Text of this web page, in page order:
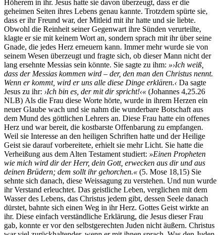
Höherem in ihr. Jesus hatte sie davon überzeugt, dass er die
geheimen Seiten ihres Lebens genau kannte. Trotzdem spürte sie,
dass er ihr Freund war, der Mitleid mit ihr hatte und sie liebte.
Obwohl die Reinheit seiner Gegenwart ihre Sünden verurteilte,
klagte er sie mit keinem Wort an, sondern sprach mit ihr über seine
Gnade, die jedes Herz erneuern kann. Immer mehr wurde sie von
seinem Wesen überzeugt und fragte sich, ob dieser Mann nicht der
lang ersehnte Messias sein könnte. Sie sagte zu ihm: »›Ich weiß,
dass der Messias kommen wird – der, den man den Christus nennt.
Wenn er kommt, wird er uns alle diese Dinge erklären.‹ Da sagte
Jesus zu ihr: ›Ich bin es, der mit dir spricht!‹« (Johannes 4,25.26
NLB) Als die Frau diese Worte hörte, wurde in ihrem Herzen ein
neuer Glaube wach und sie nahm die wunderbare Botschaft aus
dem Mund des göttlichen Lehrers an. Diese Frau hatte ein offenes
Herz und war bereit, die kostbarste Offenbarung zu empfangen.
Weil sie Interesse an den heiligen Schriften hatte und der Heilige
Geist sie darauf vorbereitete, erhielt sie mehr Licht. Sie hatte die
Verheißung aus dem Alten Testament studiert: »Einen Propheten
wie mich wird dir der Herr, dein Gott, erwecken aus dir und aus
deinen Brüdern; dem sollt ihr gehorchen.« (5. Mose 18,15) Sie
sehnte sich danach, diese Weissagung zu verstehen. Und nun wurde
ihr Verstand erleuchtet. Das geistliche Leben, verglichen mit dem
Wasser des Lebens, das Christus jedem gibt, dessen Seele danach
dürstet, bahnte sich einen Weg in ihr Herz. Gottes Geist wirkte an
ihr. Diese einfach verständliche Erklärung, die Jesus dieser Frau
gab, konnte er vor den selbstgerechten Juden nicht äußern. Christus